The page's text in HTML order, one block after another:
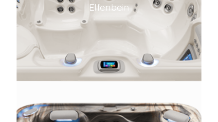
Elfenbein